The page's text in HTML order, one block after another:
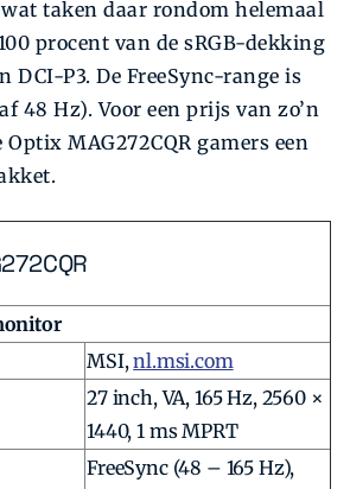
taken daar rondom helemaal
procent van de sRGB-dekking
DCI-P3. De FreeSync-range is
48 Hz). Voor een prijs van zo’n
MAG272CQR gamers een
MSI,nl.msi.com
27 inch, VA, 165 Hz, 2560 ×
1440, 1 ms MPRT
FreeSync (48 – 165 Hz),